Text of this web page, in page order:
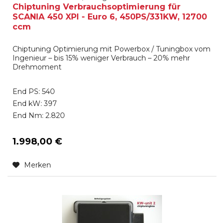
Chiptuning Verbrauchsoptimierung für
SCANIA 450 XPI - Euro 6, 450PS/331KW, 12700
ccm
Chiptuning Optimierung mit Powerbox / Tuningbox vom
Ingenieur – bis 15% weniger Verbrauch – 20% mehr
Drehmoment
End PS: 540
End kW: 397
End Nm: 2.820
1.998,00 €
Merken